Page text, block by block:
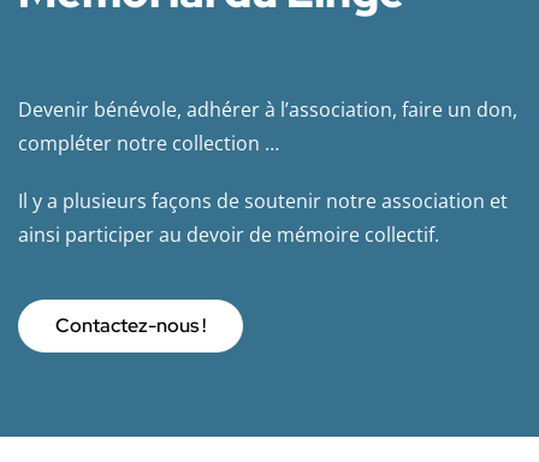
Devenir bénévole, adhérer à l’association, faire un don,
compléter notre collection …
Il y a plusieurs façons de soutenir notre association et
ainsi participer au devoir de mémoire collectif.
Contactez-nous !